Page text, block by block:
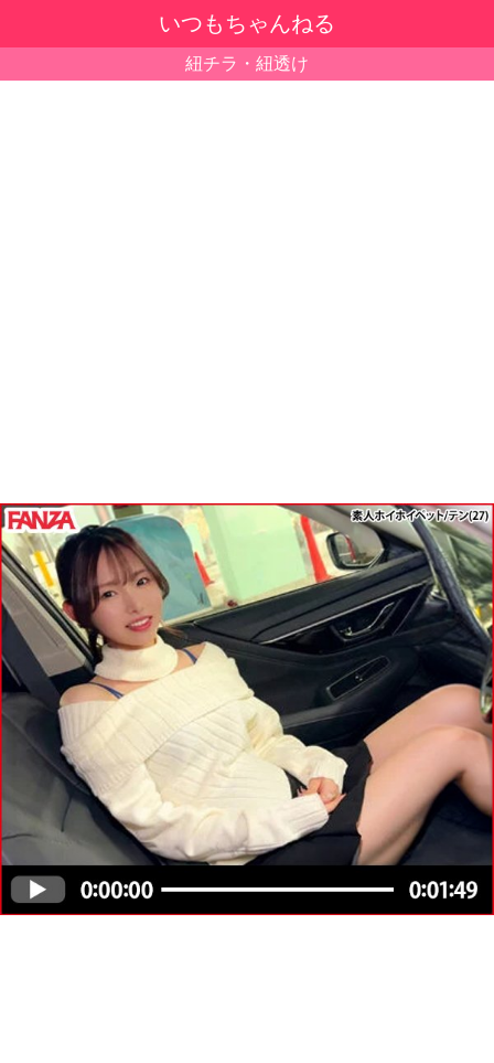
いつもちゃんねる
紐チラ・紐透け